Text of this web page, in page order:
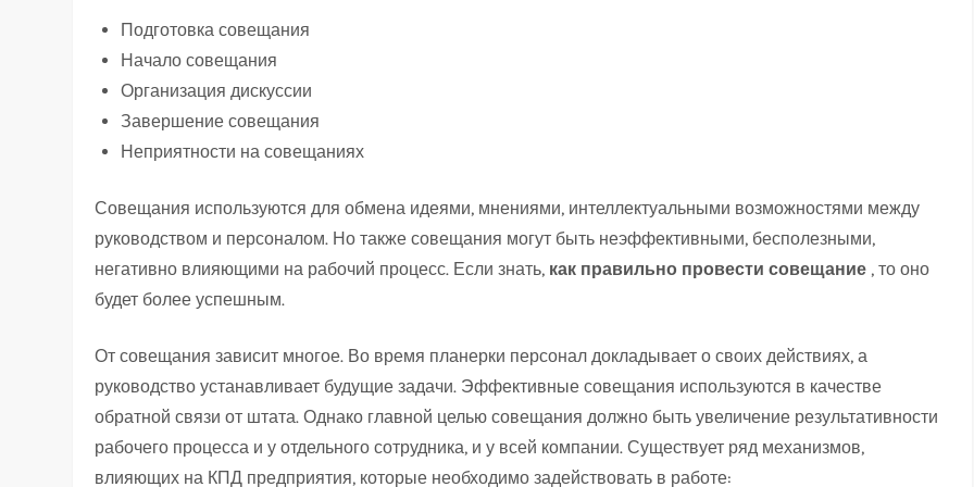
Подготовка совещания
Начало совещания
Организация дискуссии
Завершение совещания
Неприятности на совещаниях
Совещания используются для обмена идеями, мнениями, интеллектуальными возможностями между
руководством и персоналом. Но также совещания могут быть неэффективными, бесполезными,
негативно влияющими на рабочий процесс. Если знать, как правильно провести совещание , то оно
будет более успешным.
От совещания зависит многое. Во время планерки персонал докладывает о своих действиях, а
руководство устанавливает будущие задачи. Эффективные совещания используются в качестве
обратной связи от штата. Однако главной целью совещания должно быть увеличение результативности
рабочего процесса и у отдельного сотрудника, и у всей компании. Существует ряд механизмов,
влияющих на КПД предприятия, которые необходимо задействовать в работе: